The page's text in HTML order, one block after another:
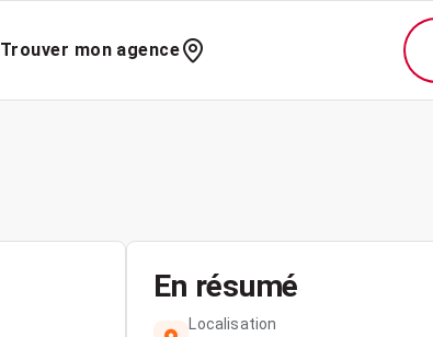
Trouver mon agence
En résumé
Localisation